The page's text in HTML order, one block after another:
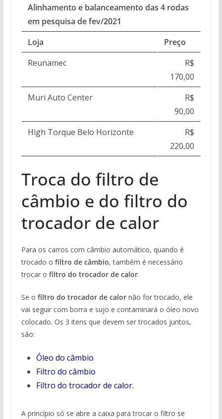
Alinhamento e balanceamento das 4 rodas
em pesquisa de fev/2021
Loja
Preço
Reunamec
R$
170,00
Muri Auto Center
R$
90,00
High Torque Belo Horizonte
R$
220,00
Troca do filtro de
câmbio e do filtro do
trocador de calor
Para os carros com câmbio automático, quando é
trocado o filtro de câmbio, também é necessário
trocar o filtro do trocador de calor.
Se o filtro do trocador de calornão for trocado, ele
vai seguir com borra e sujo e contaminará o óleo novo
colocado. Os 3 itens que devem ser trocados juntos,
são:
Óleo do câmbio
Filtro do câmbio
Filtro do trocador de calor.
A princípio só se abre a caixa para trocar o filtro se